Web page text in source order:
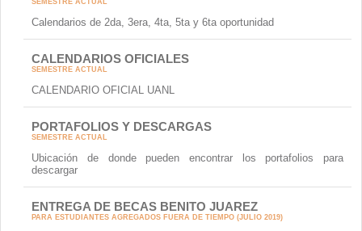
SEMESTRE ACTUAL
Calendarios de 2da, 3era, 4ta, 5ta y 6ta oportunidad
CALENDARIOS OFICIALES
SEMESTRE ACTUAL
CALENDARIO OFICIAL UANL
PORTAFOLIOS Y DESCARGAS
SEMESTRE ACTUAL
Ubicación de donde pueden encontrar los portafolios para
descargar
ENTREGA DE BECAS BENITO JUAREZ
PARA ESTUDIANTES AGREGADOS FUERA DE TIEMPO (JULIO 2019)